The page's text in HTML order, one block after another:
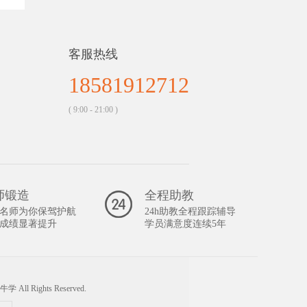
客服热线
18581912712
( 9:00 - 21:00 )
锻造
师为你保驾护航
绩显著提升
全程助教
24h助教全程跟踪辅导
学员满意度连续5年
学 All Rights Reserved.